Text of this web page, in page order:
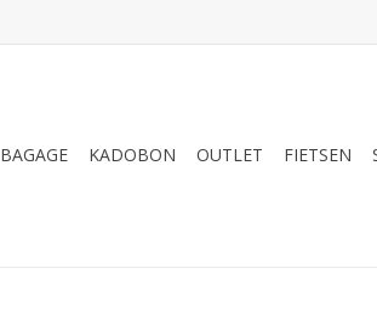
BAGAGE KADOBON OUTLET FIETSEN